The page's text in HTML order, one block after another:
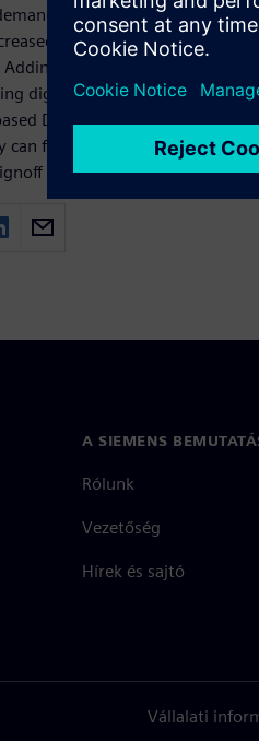
chip power,
resource utilization but
on-demand signoff-quality
digital implementation
DRC fixes. P&R engineers
focus on producing high-
DRC closure.
A SIEMENS
Rólunk
Vezetőség
Hírek és sajtó
Vállalati